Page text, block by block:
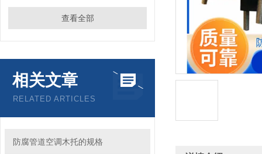
查看全部
相关文章
RELATED ARTICLES
防腐管道空调木托的规格